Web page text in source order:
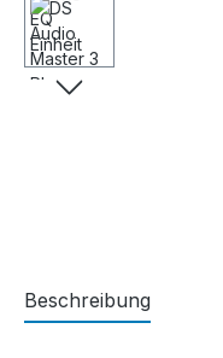
Beschreibung